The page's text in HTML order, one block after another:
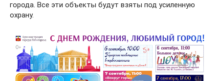
города. Все эти объекты будут взяты под усиленную
охрану.